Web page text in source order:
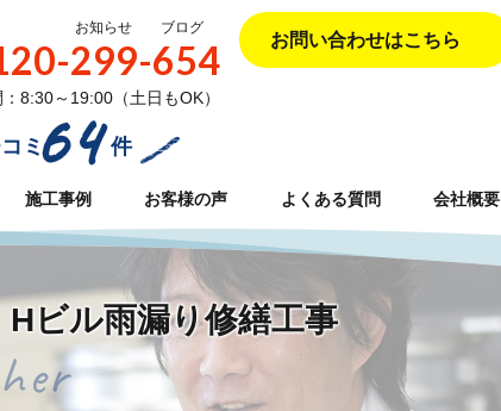
お知らせ ブログ
299-654
8:30～19:00（土日もOK）
お問い合わせはこちら
ミ64 件
施工事例 お客様の声 よくある質問 会社概要
ビル雨漏り修繕工事